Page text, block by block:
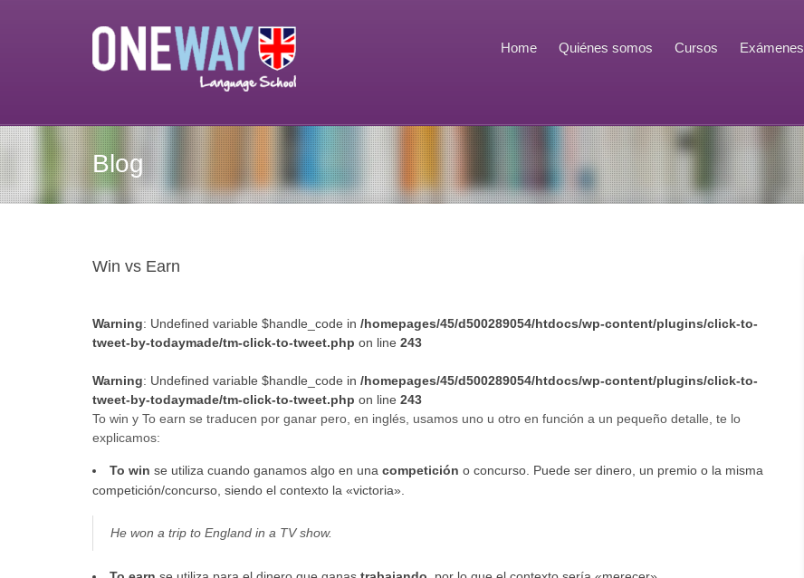
Home Quiénes somos Cursos Exámenes
Blog
Win vs Earn
Warning: Undefined variable $handle_code in /homepages/45/d500289054/htdocs/wp-content/plugins/click-to-
tweet-by-todaymade/tm-click-to-tweet.php on line 243
Warning: Undefined variable $handle_code in /homepages/45/d500289054/htdocs/wp-content/plugins/click-to-
tweet-by-todaymade/tm-click-to-tweet.php on line 243
To win y To earn se traducen por ganar pero, en inglés, usamos uno u otro en función a un pequeño detalle, te lo
explicamos:
To win se utiliza cuando ganamos algo en una competición o concurso. Puede ser dinero, un premio o la misma
competición/concurso, siendo el contexto la «victoria».
He won a trip to England in a TV show.